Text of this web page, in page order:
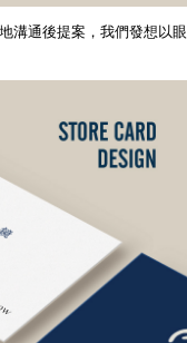
溝通後提案，我們發想以眼